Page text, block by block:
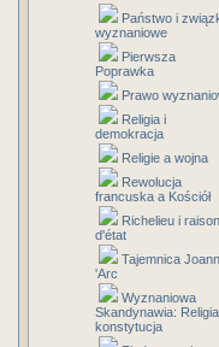
Państwo i
wyznaniowe
Pierwsza
Poprawka
Prawo
Religia i
demokracja
Religie a wojna
Rewolucja
francuska a Kościół
Richelieu i raison
d'état
Tajemnica
'Arc
Wyznaniowa
Skandynawia:
konstytucja